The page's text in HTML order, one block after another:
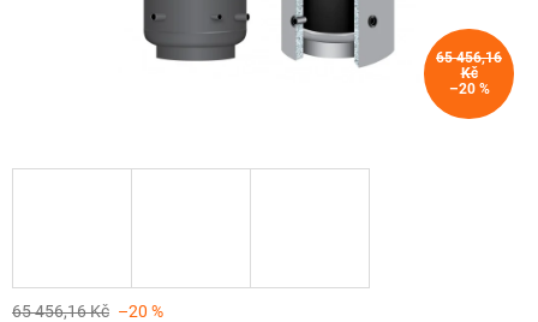
65 456,16
Kč
–20 %
65 456,16 Kč –20 %